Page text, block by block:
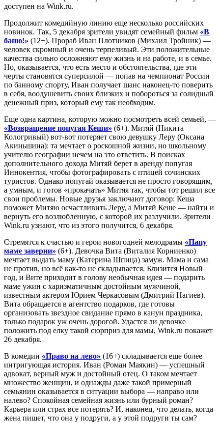
доступен на Wink.ru.
Продолжит комедийную линию еще несколько российских
новинок. Так, 5 декабря зрители увидят семейный фильм «В
баню!» (12+). Прораб Иван Плотников (Михаил Тройник) —
человек скромный и очень терпеливый. Эти положительные
качества сильно осложняют ему жизнь и на работе, и в семье.
Но, оказывается, что есть место и обстоятельства, где эти
черты становятся суперсилой — попав на чемпионат России
по банному спорту, Иван получает шанс наконец-то поверить
в себя, воодушевить своих близких и побороться за солидный
денежный приз, который ему так необходим.
Еще одна картина, которую можно посмотреть всей семьей, —
«Возвращение попугая Кеши» (6+). Митяй (Никита
Кологривый) вот-вот потеряет свою девушку Леру (Оксана
Акиньшина): та мечтает о роскошной жизни, но школьному
учителю географии нечем на это ответить. В поисках
дополнительного дохода Митяй берет в аренду попугая
Иннокентия, чтобы фотографировать с птицей сочинских
туристов. Однако попугай оказывается не просто говорящим,
а умным, и готов «прокачать» Митяя так, чтобы тот решил все
свои проблемы. Новые друзья заключают договор: Кеша
поможет Митяю осчастливить Леру, а Митяй Кеше — найти и
вернуть его возлюбленную, с которой их разлучили. Зрители
Wink.ru узнают, что из этого получится, 6 декабря.
Стремятся к счастью и герои новогодней мелодрамы «Папу
маме заверни» (6+). Девочка Вита (Виталия Корниенко)
мечтает выдать маму (Катерина Шпица) замуж. Мама и сама
не против, но всё как-то не складывается. Близится Новый
год, и Вите приходит в голову необычная идея — подарить
маме ужин с харизматичным достойным мужчиной,
известным актером Юрием Черкасовым (Дмитрий Нагиев).
Вита обращается в агентство подарков, где готовы
организовать звездное свидание прямо в канун праздника,
только подарок уж очень дорогой. Удастся ли девочке
положить под елку такой сюрприз для мамы, Wink.ru покажет
26 декабря.
В комедии «Право на лево» (16+) складывается еще более
интригующая история. Иван (Роман Маякин) — успешный
адвокат, верный муж и достойный отец. О таком мечтает
множество женщин, и однажды даже такой примерный
семьянин оказывается в ситуации выбора — направо или
налево? Спокойная семейная жизнь или бурный роман?
Карьера или страх все потерять? И, наконец, что делать, когда
жена пишет, что она у подруги, а у этой подруги ты сам?